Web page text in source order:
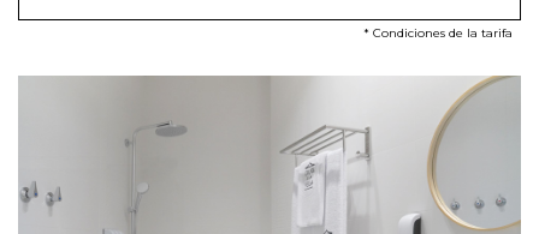
* Condiciones de la tarifa